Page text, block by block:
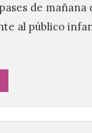
de mañana
al público